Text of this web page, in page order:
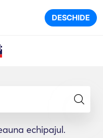
DESCHIDE
echipajul.